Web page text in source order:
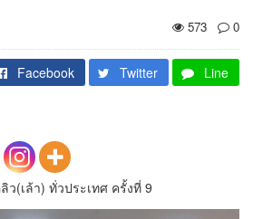
573
0
Facebook Twitter Line
ว(เล้า) ทั่วประเทศ ครั้งที่ 9